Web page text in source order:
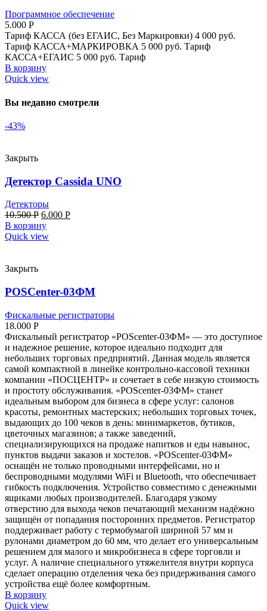
Программное обеспечение
5.000 Р
Тариф КАССА (без ЕГАИС, Без Маркировки) 4 000 руб.
Тариф КАССА+МАРКИРОВКА 5 000 руб. Тариф
КАССА+ЕГАИС 5 000 руб. Тариф
В корзину
Quick view
Вы недавно смотрели
-43%
Закрыть
Детектор Cassida UNO
Детекторы
10.500Р 6.000 Р
В корзину
Quick view
Закрыть
POSCenter-03ФМ
Фискальные регистраторы
18.000 Р
Фискальный регистратор «POScenter-03ФМ» — это доступное
и надежное решение, которое идеально подходит для
небольших торговых предприятий. Данная модель является
самой компактной в линейке контрольно-кассовой техники
компании «ПОСЦЕНТР» и сочетает в себе низкую стоимость
и простоту обслуживания. «POScenter-03ФМ» станет
идеальным выбором для бизнеса в сфере услуг: салонов
красоты, ремонтных мастерских; небольших торговых точек,
выдающих до 100 чеков в день: минимаркетов, бутиков,
цветочных магазинов; а также заведений,
специализирующихся на продаже напитков и еды навынос,
пунктов выдачи заказов и хостелов. «POScenter-03ФМ»
оснащён не только проводными интерфейсами, но и
беспроводными модулями WiFi и Bluetooth, что обеспечивает
гибкость подключения. Устройство совместимо с денежными
ящиками любых производителей. Благодаря узкому
отверстию для выхода чеков печатающий механизм надёжно
защищён от попадания посторонних предметов. Регистратор
поддерживает работу с термобумагой шириной 57 мм и
рулонами диаметром до 60 мм, что делает его универсальным
решением для малого и микробизнеса в сфере торговли и
услуг. А наличие специального утяжелителя внутри корпуса
сделает операцию отделения чека без придерживания самого
устройства ещё более комфортным.
В корзину
Quick view